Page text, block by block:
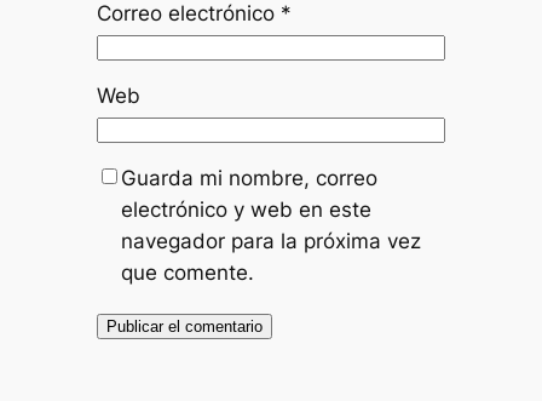
Correo electrónico *
Web
Guarda mi nombre, correo
electrónico y web en este
navegador para la próxima vez
que comente.